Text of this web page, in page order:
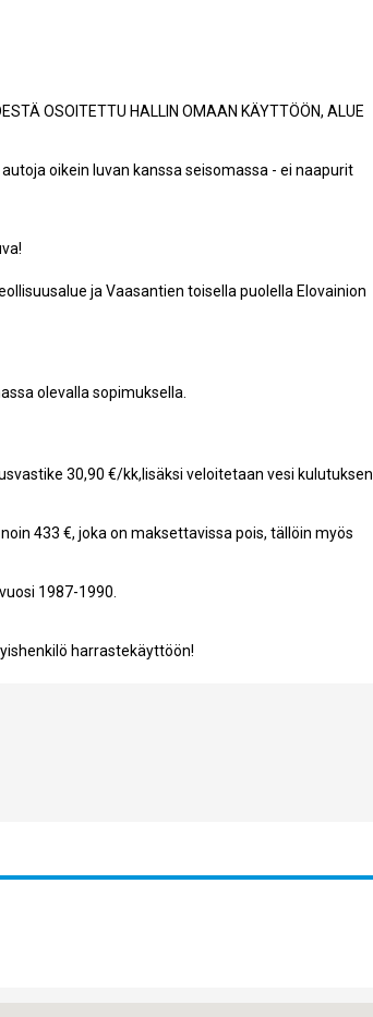
OSOITETTU HALLIN OMAAN KÄYTTÖÖN, ALUE
oikein luvan kanssa seisomassa - ei naapurit
ja Vaasantien toisella puolella Elovainion
olevalla sopimuksella.
30,90 €/kk,lisäksi veloitetaan vesi kulutuksen
433 €, joka on maksettavissa pois, tällöin myös
1987-1990.
harrastekäyttöön!